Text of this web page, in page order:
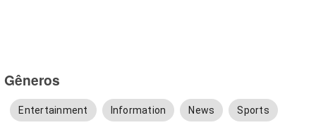
Gêneros
Entertainment Information News Sports